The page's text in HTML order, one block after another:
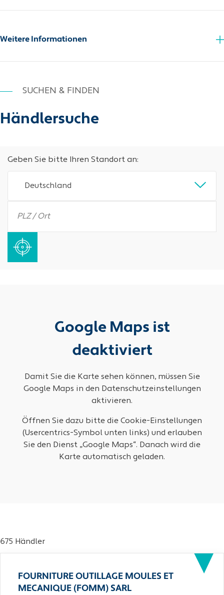
Weitere Informationen
SUCHEN & FINDEN
Händlersuche
Geben Sie bitte Ihren Standort an:
Deutschland
Google Maps ist
deaktiviert
Damit Sie die Karte sehen können, müssen Sie
Google Maps in den Datenschutzeinstellungen
aktivieren.
Öffnen Sie dazu bitte die Cookie-Einstellungen
(Usercentrics-Symbol unten links) und erlauben
Sie den Dienst „Google Maps“. Danach wird die
Karte automatisch geladen.
675 Händler
FOURNITURE OUTILLAGE MOULES ET
MECANIQUE (FOMM) SARL